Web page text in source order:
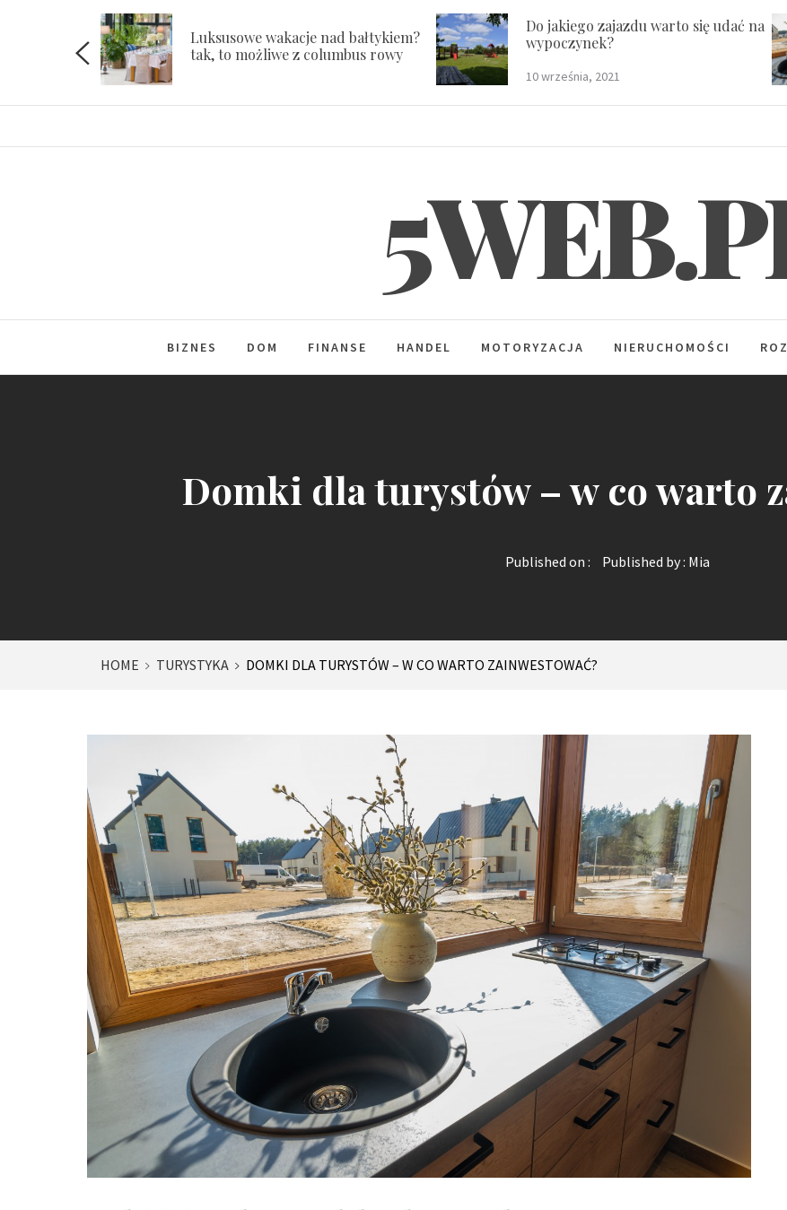
Luksusowe wakacje nad bałtykiem?
tak, to możliwe z columbus rowy
Do jakiego zajazdu warto się udać na
wypoczynek?
10 września, 2021
BIZNES DOM FINANSE HANDEL MOTORYZACJA NIERUCHOMOŚCI
Domki dla turystów – w co warto
Published on : Published by : Mia
HOME TURYSTYKA DOMKI DLA TURYSTÓW – W CO WARTO ZAINWESTOWAĆ?